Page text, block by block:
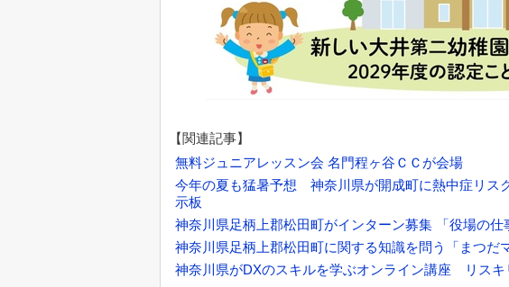
【関連記事】
無料ジュニアレッスン会 名門程ヶ谷ＣＣが会場
今年の夏も猛暑予想 神奈川県が開成町に熱中症リス
示板
神奈川県足柄上郡松田町がインターン募集 「役場の仕
神奈川県足柄上郡松田町に関する知識を問う「まつ
神奈川県がDXのスキルを学ぶオンライン講座 リスキ